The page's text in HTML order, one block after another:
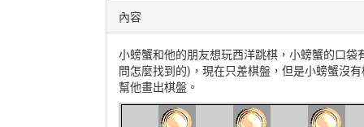
內容
小螃蟹和他的朋友想玩西洋跳棋，小螃蟹的口
問怎麼找到的)，現在只差棋盤，但是小螃蟹沒
幫他畫出棋盤。